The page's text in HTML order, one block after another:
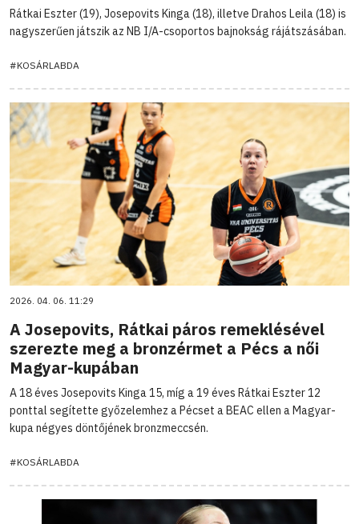
Rátkai Eszter (19), Josepovits Kinga (18), illetve Drahos Leila (18) is
nagyszerűen játszik az NB I/A-csoportos bajnokság rájátszásában.
#KOSÁRLABDA
2026. 04. 06. 11:29
A Josepovits, Rátkai páros remeklésével
szerezte meg a bronzérmet a Pécs a női
Magyar-kupában
A 18 éves Josepovits Kinga 15, míg a 19 éves Rátkai Eszter 12
ponttal segítette győzelemhez a Pécset a BEAC ellen a Magyar-
kupa négyes döntőjének bronzmeccsén.
#KOSÁRLABDA